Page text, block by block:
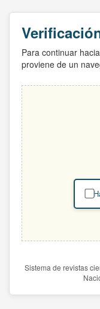
Para continuar
proviene de un
Sistema de revistas